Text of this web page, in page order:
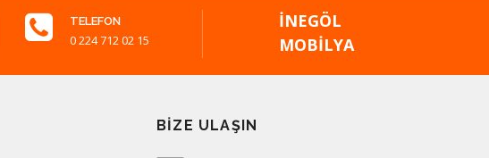
TELEFON
0 224 712 02 15
İNEGÖL
MOBILYA
BIZE ULAŞIN